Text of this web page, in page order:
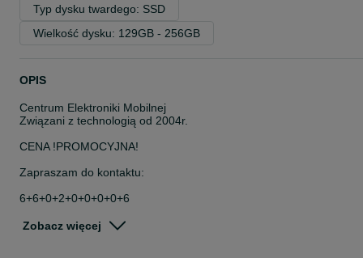
Typ dysku twardego: SSD
Wielkość dysku: 129GB - 256GB
OPIS
Centrum Elektroniki Mobilnej
Związani z technologią od 2004r.
CENA !PROMOCYJNA!
Zapraszam do kontaktu:
6+6+0+2+0+0+0+0+6
Zobacz więcej